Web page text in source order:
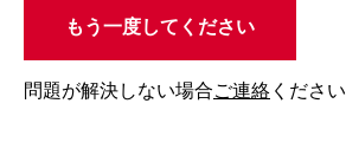
もう一度してください
問題が解決しない場合ご連絡 ください